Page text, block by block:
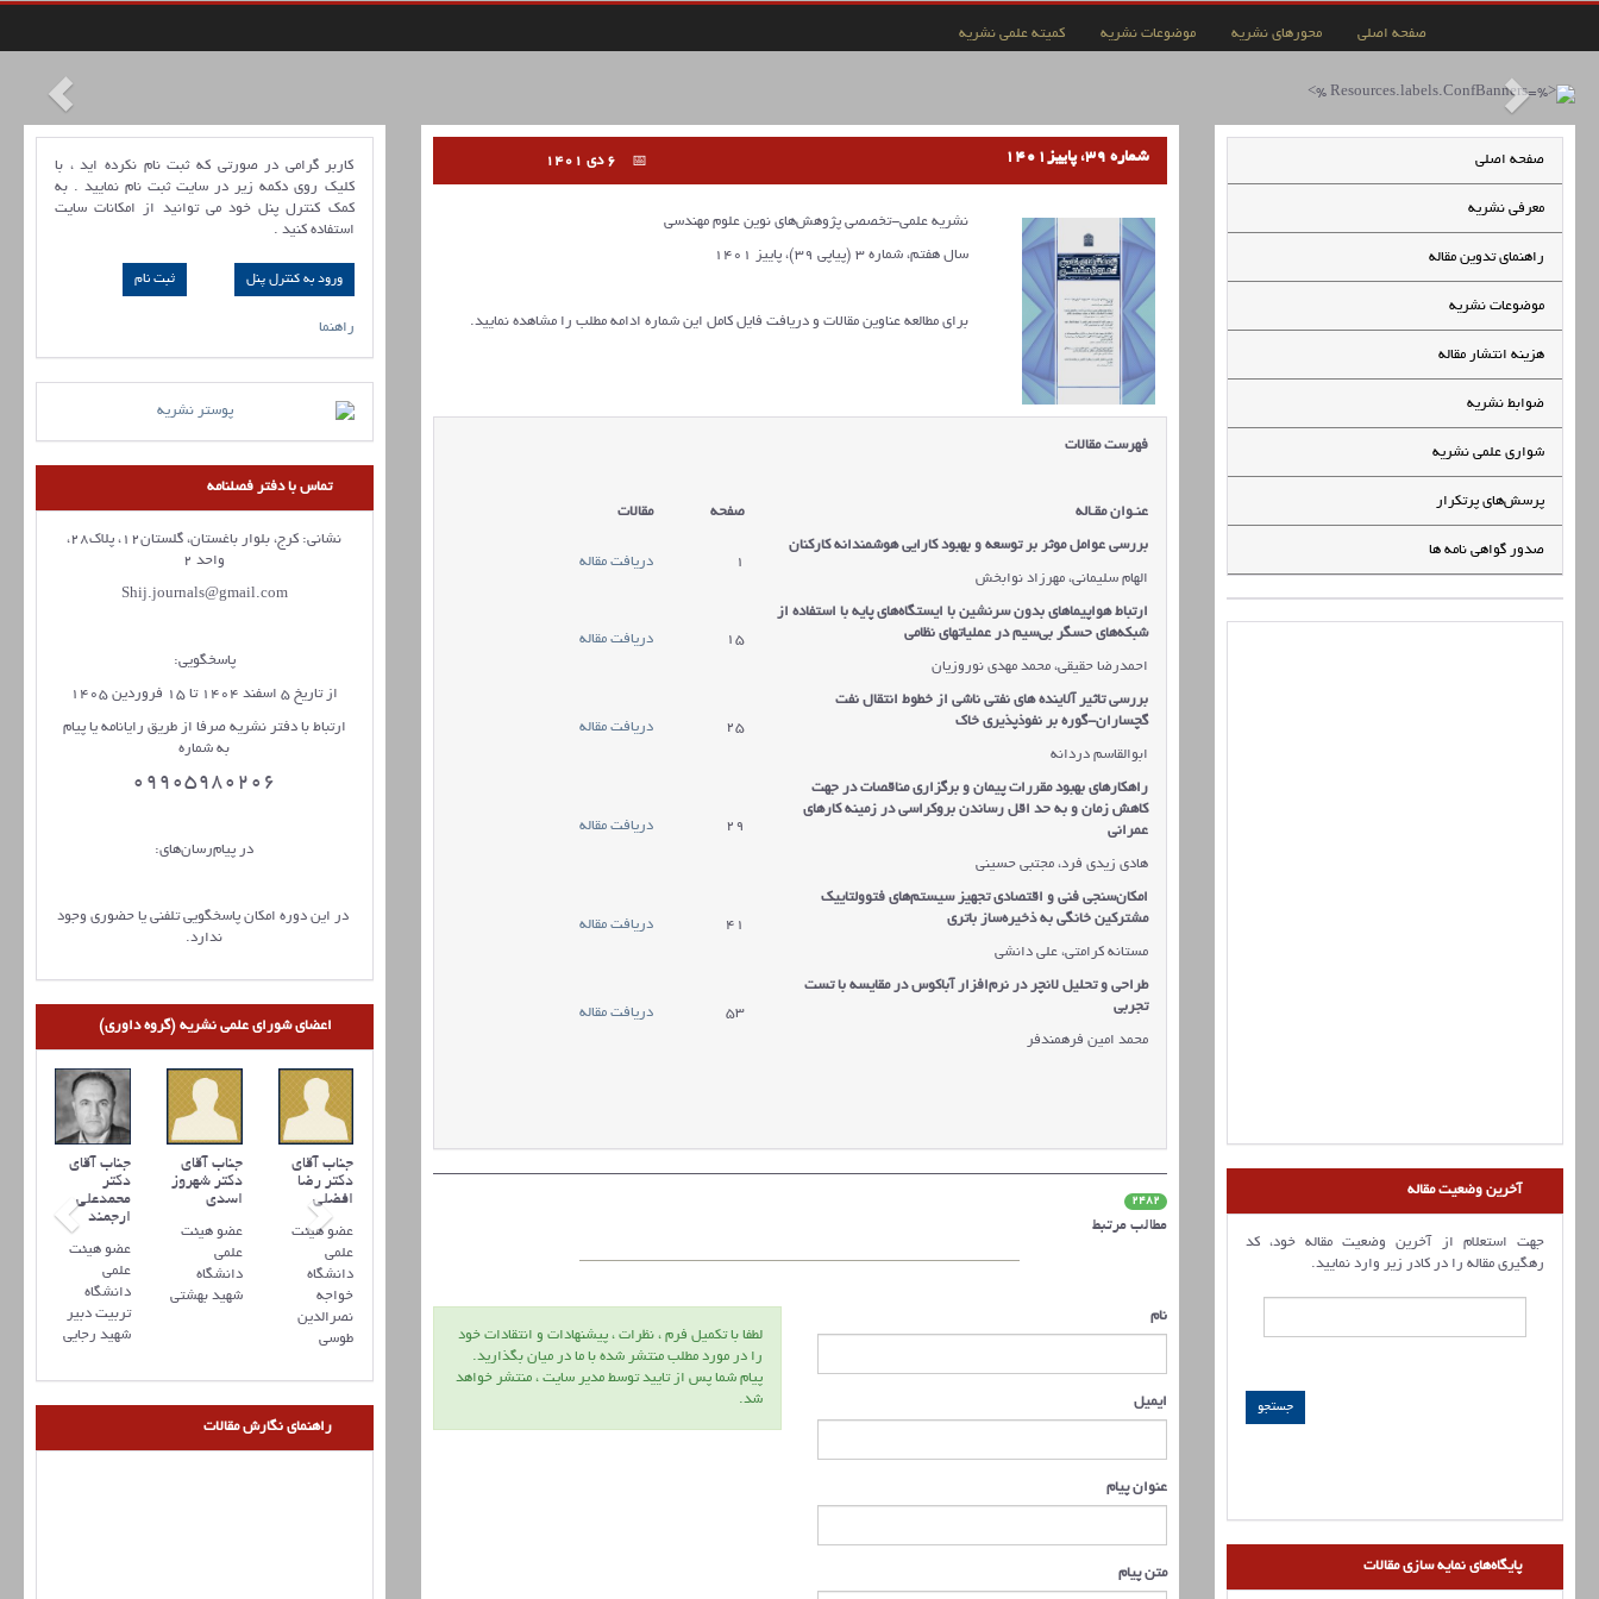
صفحه اصلی محورهای نشریه موضوعات نشریه کمیته علمی نشریه
صفحه اصلی
معرفی نشریه
راهنمای تدوین مقاله
موضوعات نشریه
هزینه انتشار مقاله
ضوابط نشریه
شواری علمی نشریه
پرسش‌های پرتکرار
صدور گواهی نامه ها
آخرین وضعیت مقاله
جهت استعلام از آخرین وضعیت مقاله خود، کد
رهگیری مقاله را در کادر زیر وارد نمایید.
پایگاه‌های نمایه سازی مقالات
شماره 39، پاییز1401
نشریه علمی-تخصصی پژوهش‌های نوین علوم مهندسی
سال هفتم، شماره 3 (پیاپی 39)، پاییز 1401
برای مطالعه عناوین مقالات و دریافت فایل کامل این شماره ادامه مطلب را مشاهده نمایید.
فهرست مقالات
عنـوان مقـاله صفحه مقالات
بررسی عوامل موثر بر توسعه و بهبود کارایی هوشمندانه کارکنان
1
دریافت مقاله
الهام سلیمانی، مهرزاد نوابخش
ارتباط هواپیماهای بدون سرنشین با ایستگاههای پایه با استفاده از
شبکه‌های حسگر بی‌سیم در عملیاتهای نظامی
15
دریافت مقاله
احمدرضا حقیقی، محمد مهدی نوروزیان
بررسی تاثیر آلاینده های نفتی ناشی از خطوط انتقال نفت
گچساران-گوره بر نفوذپذیری خاک
25
دریافت مقاله
ابوالقاسم دردانه
راهکارهای بهبود مقررات پیمان و برگزاری مناقصات در جهت
کاهش زمان و به حد اقل رساندن بروکراسی در زمینه کارهای
عمرانی
29 دریافت مقاله
هادی زیدی فرد، مجتبی حسینی
امکان‌سنجی فنی و اقتصادی تجهیز سیستم‌های فتوولتاییک
مشترکین خانگی به ذخیرهساز باتری 41
دریافت مقاله
مستانه کرامتی، علی دانشی
طراحی و تحلیل لانچر در نرم‌افزار آباکوس در مقایسه با تست
تجربی
53
دریافت مقاله
محمد امین فرهمندفر
2482
مطالب مرتبط
لطفا با تكميل فرم ، نظرات ، پيشنهادات و انتقادات خود
را در مورد مطلب منتشر شده با ما در ميان بگذاريد.
پيام شما پس از تاييد توسط مدير سايت ، منتشر خواهد
شد.
نام
ایمیل
عنوان پیام
متن پیام
کاربر گرامی در صورتی که ثبت نام نکرده اید ، با
کلیک روی دکمه زیر در سایت ثبت نام نمایید . به
کمک کنترل پنل خود می توانید از امکانات سایت
استفاده کنید .
ورود به کنترل پنل
راهنما
تماس با دفتر فصلنامه
نشانی: کرج، بلوار باغستان، گلستان12، پلاک28،
واحد 2
Shij.journals@gmail.com
پاسخگویی:
از تاریخ 5 اسفند 1404 تا 15 فروردین 1405
ارتباط با دفتر نشریه صرفا از طریق رایانامه یا پیام
به شماره
09905980206
در پیام‌رسان‌های:
در این دوره امکان پاسخگویی تلفنی یا حضوری وجود
ندارد.
اعضای شورای علمی نشریه (گروه داوری)
جناب آقای
دکتر
محمدعلی
ارجمند
عضو هیئت
علمی
دانشگاه
تربیت دبیر
شهید رجایی
جناب آقای
دکتر شهروز
اسدی
عضو هیئت
علمی
دانشگاه
شهید بهشتی
جناب آقای
دکتر رضا
افضلي
عضو هیئت
علمی
دانشگاه
خواجه
نصرالدین
طوسی
راهنمای نگارش مقالات